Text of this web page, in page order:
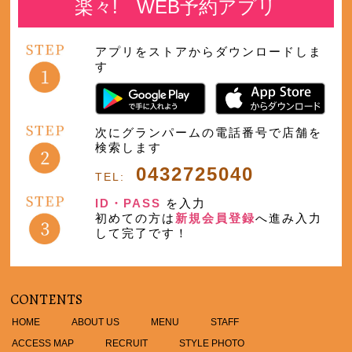
楽々! WEB予約アプリ
アプリをストアからダウンロードしま
す
次にグランパームの電話番号で店舗を
検索します
TEL: 0432725040
ID・PASS を入力
初めての方は 新規会員登録へ進み入力
して完了です！
CONTENTS
HOME ABOUT US MENU
STAFF
ACCESS MAP
RECRUIT STYLE PHOTO